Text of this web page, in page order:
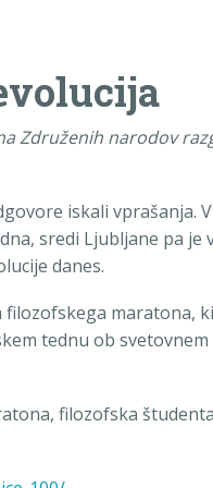
Združenih narodov
iskali vprašanja.
sredi Ljubljane pa je
danes.
maratona,
tednu ob svetovnem
filozofska